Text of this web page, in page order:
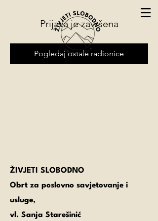
Prijava je završena
Pogledaj ostale radionice
ŽIVJETI SLOBODNO
Obrt za poslovno savjetovanje i
usluge,
vl. Sanja Starešinić